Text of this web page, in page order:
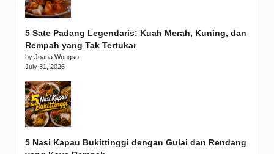
5 Sate Padang Legendaris: Kuah Merah, Kuning, dan
Rempah yang Tak Tertukar
by Joana Wongso
July 31, 2026
5 Nasi Kapau Bukittinggi dengan Gulai dan Rendang